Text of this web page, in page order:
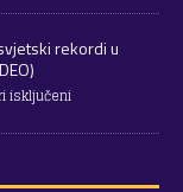
rekordi u
isključeni